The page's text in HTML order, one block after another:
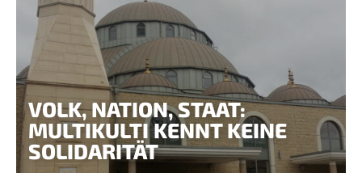
VOLK, NATION, STAAT:
MULTIKULTI KENNT KEINE
SOLIDARITÄT